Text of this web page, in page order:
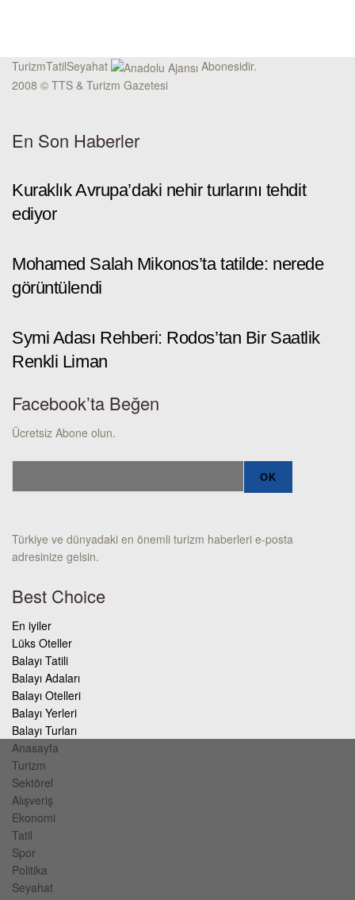
TurizmTatilSeyahat
Abonesidir.
2008 © TTS & Turizm Gazetesi
En Son Haberler
Kuraklık Avrupa’daki nehir turlarını tehdit
ediyor
Mohamed Salah Mikonos’ta tatilde: nerede
görüntülendi
Symi Adası Rehberi: Rodos’tan Bir Saatlik
Renkli Liman
Facebook’ta Beğen
Ücretsiz Abone olun.
Türkiye ve dünyadaki en önemli turizm haberleri e-posta
adresinize gelsin.
Best Choice
En iyiler
Lüks Oteller
Balayı Tatili
Balayı Adaları
Balayı Otelleri
Balayı Yerleri
Balayı Turları
Anasayfa
Turizm
Sektörel
Alışveriş
Ekonomi
Tatil
Spor
Politika
Seyahat